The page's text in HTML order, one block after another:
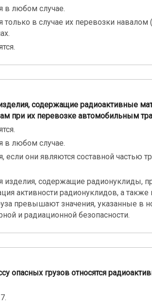
в любом случае.
только в случае их перевозки
содержащие радиоактивные
при их перевозке автомобильным
в любом случае.
если они являются составной частью
изделия, содержащие радионуклиды,
активности радионуклидов, а также
превышают значения, указанные в
и радиационной безопасности.
опасных грузов относятся